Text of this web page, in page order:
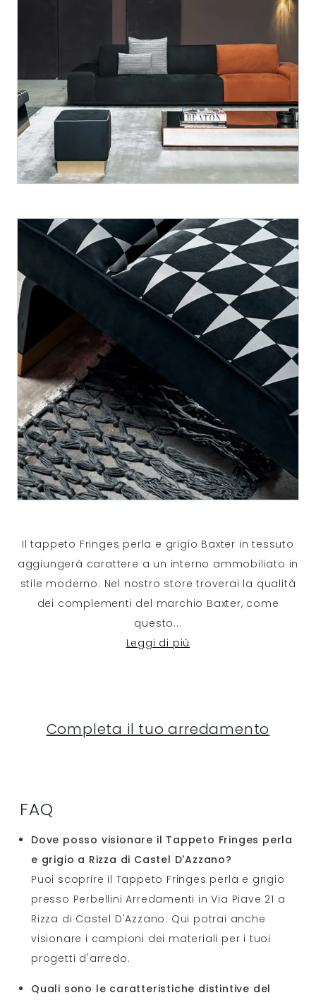
Il tappeto Fringes perla e grigio Baxter in tessuto
aggiungerà carattere a un interno ammobiliato in
stile moderno. Nel nostro store troverai la qualità
dei complementi del marchio Baxter, come
questo...
Leggi di più
Completa il tuo arredamento
FAQ
Dove posso visionare il Tappeto Fringes perla
e grigio a Rizza di Castel D'Azzano?
Puoi scoprire il Tappeto Fringes perla e grigio
presso Perbellini Arredamenti in Via Piave 21 a
Rizza di Castel D'Azzano. Qui potrai anche
visionare i campioni dei materiali per i tuoi
progetti d'arredo.
Quali sono le caratteristiche distintive del